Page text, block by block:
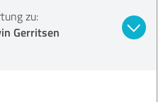
zu:
Gerritsen